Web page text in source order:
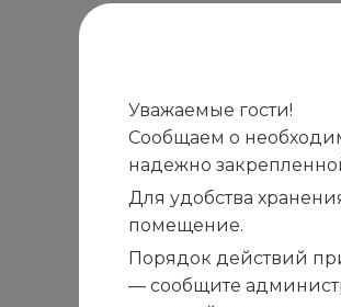
Уважаемые гости!
Сообщаем о
надежно
Для удобства
помещение.
Порядок действий
— сообщите